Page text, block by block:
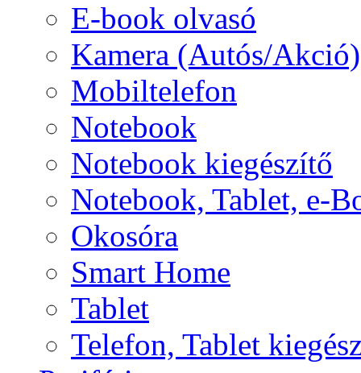
E-book olvasó
Kamera (Autós/Akció)
Mobiltelefon
Notebook
Notebook kiegészítő
Notebook, Tablet, e-
Okosóra
Smart Home
Tablet
Telefon, Tablet